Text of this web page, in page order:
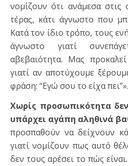
νομίζουν ότι ανάμεσα στις
τέρας, κάτι άγνωστο που
Κατά τον ίδιο τρόπο, τους
άγνωστο γιατί
αβεβαιότητα. Μας
γιατί αν αποτύχουμε
φράση: “Εγώ σου το είχα πει”».
Χωρίς προσωπικότητα
υπάρχει αγάπη αληθινά
προσπαθούν να δείχνουν
γιατί νομίζουν πως αυτό
δεν τους αρέσει το πώς